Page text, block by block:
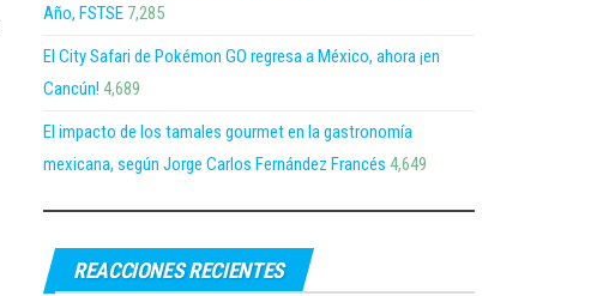
Año, FSTSE 7,285
El City Safari de Pokémon GO regresa a México, ahora ¡en
Cancún! 4,689
El impacto de los tamales gourmet en la gastronomía
mexicana, según Jorge Carlos Fernández Francés 4,649
REACCIONES RECIENTES